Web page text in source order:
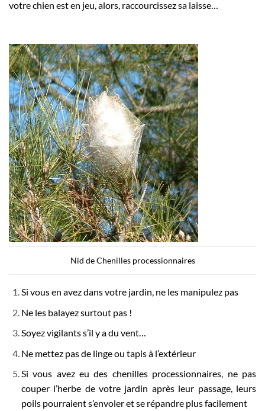
votre chien est en jeu, alors, raccourcissez sa laisse…
Nid de Chenilles processionnaires
Si vous en avez dans votre jardin, ne les manipulez pas
Ne les balayez surtout pas !
Soyez vigilants s’il y a du vent…
Ne mettez pas de linge ou tapis à l’extérieur
Si vous avez eu des chenilles processionnaires, ne pas
couper l’herbe de votre jardin après leur passage, leurs
poils pourraient s’envoler et se répandre plus facilement